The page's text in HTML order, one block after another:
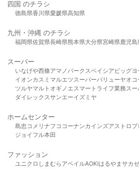
四国 のチラシ
徳島県香川県愛媛県高知県
九州・沖縄 のチラシ
福岡県佐賀県長崎県熊本県大分県宮崎県鹿児島
スーパー
いなげや西條アマノパークスベイシア ビッグ
イオンカスミ マルエツスーパーバリューヤオコ
ツルヤマルト オギノ エスマート ライフ業務スー
ダイレックスサンエーイズミヤ
ホームセンター
島忠 コメリ ナフコ コーナンカインズアストロ
ジョイフル本田
ファッション
ユニクロ しまむら アベイルAOKIはるやま サカ